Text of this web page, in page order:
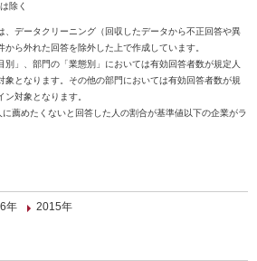
除く
データクリーニング（回収したデータから不正回答や異
ら外れた回答を除外した上で作成しています。
」、部門の「業態別」においては有効回答者数が規定人
象となります。その他の部門においては有効回答者数が規
対象となります。
薦めたくないと回答した人の割合が基準値以下の企業がラ
年 2015年